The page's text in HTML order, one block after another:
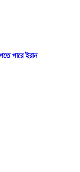
পারে ইরান